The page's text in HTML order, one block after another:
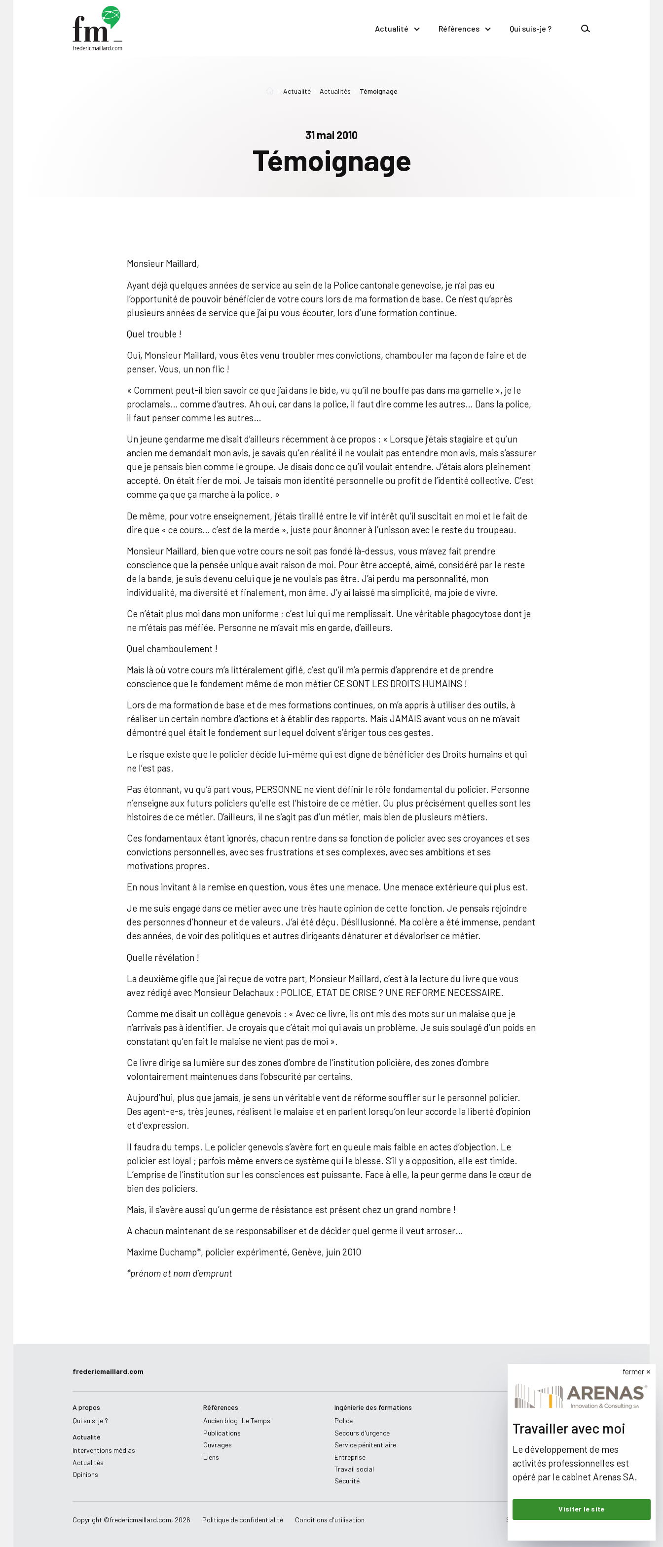
Actualité Références Qui suis-je ?
31 mai 2010
Témoignage
Actualité Actualités Témoignage
Monsieur Maillard,
Ayant déjà quelques années de service au sein de la Police cantonale genevoise, je n’ai pas eu
l’opportunité de pouvoir bénéficier de votre cours lors de ma formation de base. Ce n’est qu’après
plusieurs années de service que j’ai pu vous écouter, lors d’une formation continue.
Quel trouble !
Oui, Monsieur Maillard, vous êtes venu troubler mes convictions, chambouler ma façon de faire et de
penser. Vous, un non flic !
« Comment peut-il bien savoir ce que j’ai dans le bide, vu qu’il ne bouffe pas dans ma gamelle », je le
proclamais… comme d’autres. Ah oui, car dans la police, il faut dire comme les autres… Dans la police,
il faut penser comme les autres…
Un jeune gendarme me disait d’ailleurs récemment à ce propos : « Lorsque j’étais stagiaire et qu’un
ancien me demandait mon avis, je savais qu’en réalité il ne voulait pas entendre mon avis, mais s’assurer
que je pensais bien comme le groupe. Je disais donc ce qu’il voulait entendre. J’étais alors pleinement
accepté. On était fier de moi. Je taisais mon identité personnelle ou profit de l’identité collective. C’est
comme ça que ça marche à la police. »
De même, pour votre enseignement, j’étais tiraillé entre le vif intérêt qu’il suscitait en moi et le fait de
dire que « ce cours… c’est de la merde », juste pour ânonner à l’unisson avec le reste du troupeau.
Monsieur Maillard, bien que votre cours ne soit pas fondé là-dessus, vous m’avez fait prendre
conscience que la pensée unique avait raison de moi. Pour être accepté, aimé, considéré par le reste
de la bande, je suis devenu celui que je ne voulais pas être. J’ai perdu ma personnalité, mon
individualité, ma diversité et finalement, mon âme. J’y ai laissé ma simplicité, ma joie de vivre.
Ce n’était plus moi dans mon uniforme ; c’est lui qui me remplissait. Une véritable phagocytose dont je
ne m’étais pas méfiée. Personne ne m’avait mis en garde, d’ailleurs.
Quel chamboulement !
Mais là où votre cours m’a littéralement giflé, c’est qu’il m’a permis d’apprendre et de prendre
conscience que le fondement même de mon métier CE SONT LES DROITS HUMAINS !
Lors de ma formation de base et de mes formations continues, on m’a appris à utiliser des outils, à
réaliser un certain nombre d’actions et à établir des rapports. Mais JAMAIS avant vous on ne m’avait
démontré quel était le fondement sur lequel doivent s’ériger tous ces gestes.
Le risque existe que le policier décide lui-même qui est digne de bénéficier des Droits humains et qui
ne l’est pas.
Pas étonnant, vu qu’à part vous, PERSONNE ne vient définir le rôle fondamental du policier. Personne
n’enseigne aux futurs policiers qu’elle est l’histoire de ce métier. Ou plus précisément quelles sont les
histoires de ce métier. D’ailleurs, il ne s’agit pas d’un métier, mais bien de plusieurs métiers.
Ces fondamentaux étant ignorés, chacun rentre dans sa fonction de policier avec ses croyances et ses
convictions personnelles, avec ses frustrations et ses complexes, avec ses ambitions et ses
motivations propres.
En nous invitant à la remise en question, vous êtes une menace. Une menace extérieure qui plus est.
Je me suis engagé dans ce métier avec une très haute opinion de cette fonction. Je pensais rejoindre
des personnes d’honneur et de valeurs. J’ai été déçu. Désillusionné. Ma colère a été immense, pendant
des années, de voir des politiques et autres dirigeants dénaturer et dévaloriser ce métier.
Quelle révélation !
La deuxième gifle que j’ai reçue de votre part, Monsieur Maillard, c’est à la lecture du livre que vous
avez rédigé avec Monsieur Delachaux : POLICE, ETAT DE CRISE ? UNE REFORME NECESSAIRE.
Comme me disait un collègue genevois : « Avec ce livre, ils ont mis des mots sur un malaise que je
n’arrivais pas à identifier. Je croyais que c’était moi qui avais un problème. Je suis soulagé d’un poids en
constatant qu’en fait le malaise ne vient pas de moi ».
Ce livre dirige sa lumière sur des zones d’ombre de l’institution policière, des zones d’ombre
volontairement maintenues dans l’obscurité par certains.
Aujourd’hui, plus que jamais, je sens un véritable vent de réforme souffler sur le personnel policier.
Des agent-e-s, très jeunes, réalisent le malaise et en parlent lorsqu’on leur accorde la liberté d’opinion
et d’expression.
Il faudra du temps. Le policier genevois s’avère fort en gueule mais faible en actes d’objection. Le
policier est loyal ; parfois même envers ce système qui le blesse. S’il y a opposition, elle est timide.
L’emprise de l’institution sur les consciences est puissante. Face à elle, la peur germe dans le cœur de
bien des policiers.
Mais, il s’avère aussi qu’un germe de résistance est présent chez un grand nombre !
A chacun maintenant de se responsabiliser et de décider quel germe il veut arroser…
Maxime Duchamp*, policier expérimenté, Genève, juin 2010
*prénom et nom d’emprunt
fredericmaillard.com
A propos
Qui suis-je ?
Actualité
Interventions médias
Actualités
Opinions
Références
Ancien blog "Le Temps"
Publications
Ouvrages
Liens
Ingénierie des formations
Police
Secours d'urgence
Service pénitentiaire
Entreprise
Travail social
Sécurité
Copyright ©fredericmaillard.com, 2026 Politique de confidentialité Conditions d'utilisation Site web par le
fermer
Travailler avec moi
Le développement de mes
activités professionnelles est
opéré par le cabinet Arenas SA.
Visiter le site